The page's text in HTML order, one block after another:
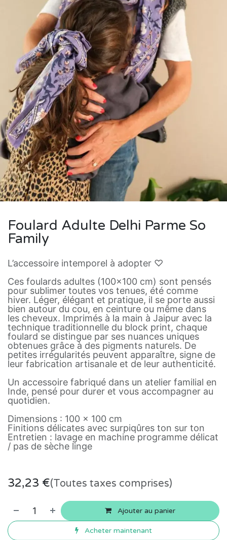
Foulard Adulte Delhi Parme So
Family
L’accessoire intemporel à adopter ♡
Ces foulards adultes (100x100 cm) sont pensés
pour sublimer toutes vos tenues, été comme
hiver. Léger, élégant et pratique, il se porte aussi
bien autour du cou, en ceinture ou même dans
les cheveux. Imprimés à la main à Jaipur avec la
technique traditionnelle du block print, chaque
foulard se distingue par ses nuances uniques
obtenues grâce à des pigments naturels. De
petites irrégularités peuvent apparaître, signe de
leur fabrication artisanale et de leur authenticité.
Un accessoire fabriqué dans un atelier familial en
Inde, pensé pour durer et vous accompagner au
quotidien.
Dimensions : 100 x 100 cm
Finitions délicates avec surpiqûres ton sur ton
Entretien : lavage en machine programme délicat
/ pas de sèche linge
32,23 €(Toutes taxes comprises)
Ajouter au panier
Acheter maintenant